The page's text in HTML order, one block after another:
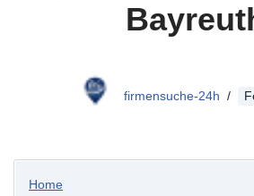
firmensuche-24h
Home